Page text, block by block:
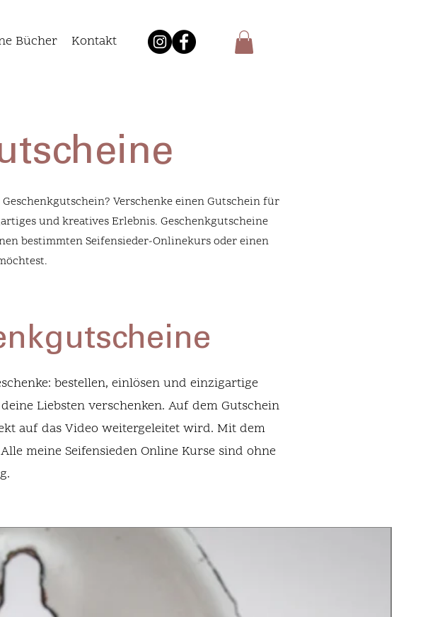
Bücher Kontakt
Verschenke einen Gutschein für
und kreatives Erlebnis. Geschenkgutscheine
bestimmten Seifensieder-Onlinekurs oder einen
bestellen, einlösen und einzigartige
Liebsten verschenken. Auf dem Gutschein
auf das Video weitergeleitet wird. Mit dem
meine Seifensieden Online Kurse sind ohne